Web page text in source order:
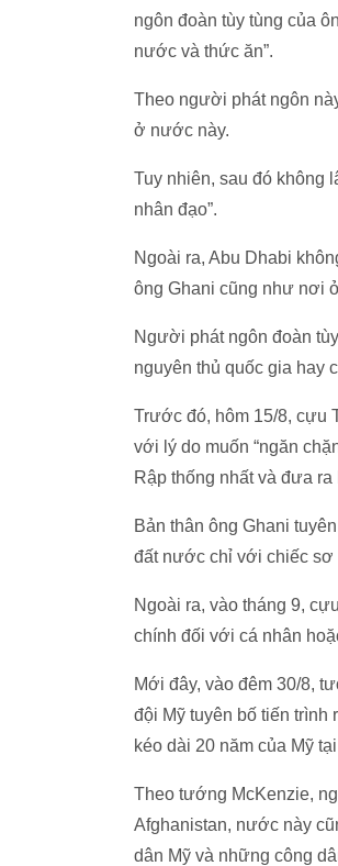
ngôn đoàn tùy tùng của
nước và thức ăn”.
Theo người phát ngôn
ở nước này.
Tuy nhiên, sau đó không
nhân đạo”.
Ngoài ra, Abu Dhabi
ông Ghani cũng như nơi
Người phát ngôn đoàn
nguyên thủ quốc gia hay
Trước đó, hôm 15/8, cựu
với lý do muốn “ngăn
Rập thống nhất và đưa
Bản thân ông Ghani
đất nước chỉ với chiếc sơ
Ngoài ra, vào tháng 9,
chính đối với cá nhân
Mới đây, vào đêm 30/8,
đội Mỹ tuyên bố tiến trình
kéo dài 20 năm của Mỹ
Theo tướng McKenzie,
Afghanistan, nước này
dân Mỹ và những công